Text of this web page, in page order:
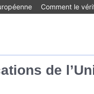
Comment le
de